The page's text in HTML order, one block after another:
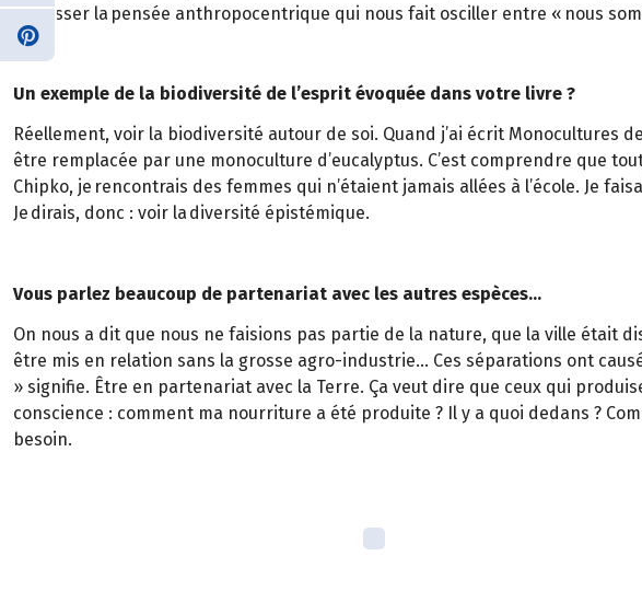
dépasser la pensée anthropocentrique qui nous fait osciller entre « nous
Un exemple de la biodiversité de l’esprit évoquée dans votre livre ?
Réellement, voir la biodiversité autour de soi. Quand j’ai écrit
être remplacée par une monoculture d’eucalyptus. C’est comprendre que
Chipko, je rencontrais des femmes qui n’étaient jamais allées à l’école. Je
Je dirais, donc : voir la diversité épistémique.
Vous parlez beaucoup de partenariat avec les autres espèces…
On nous a dit que nous ne faisions pas partie de la nature, que la ville était
être mis en relation sans la grosse agro-industrie… Ces séparations ont
» signifie. Être en partenariat avec la Terre. Ça veut dire que ceux qui
conscience : comment ma nourriture a été produite ? Il y a quoi dedans ?
besoin.